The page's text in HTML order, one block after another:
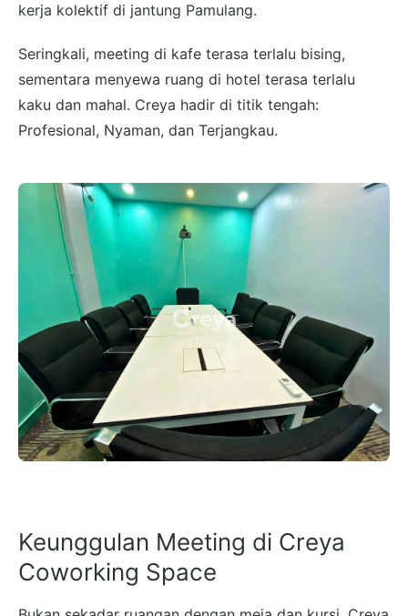
kerja kolektif di jantung Pamulang.
Seringkali, meeting di kafe terasa terlalu bising,
sementara menyewa ruang di hotel terasa terlalu
kaku dan mahal. Creya hadir di titik tengah:
Profesional, Nyaman, dan Terjangkau.
Keunggulan Meeting di Creya
Coworking Space